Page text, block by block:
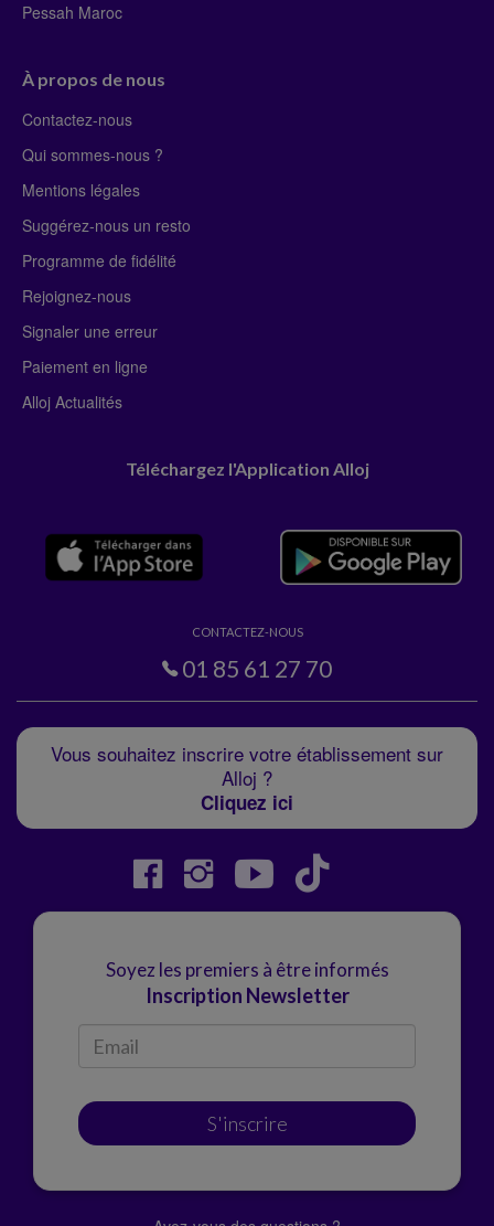
Pessah Maroc
À propos de nous
Contactez-nous
Qui sommes-nous ?
Mentions légales
Suggérez-nous un resto
Programme de fidélité
Rejoignez-nous
Signaler une erreur
Paiement en ligne
Alloj Actualités
Téléchargez l'Application Alloj
CONTACTEZ-NOUS
01 85 61 27 70
Vous souhaitez inscrire votre établissement sur
Alloj ?
Cliquez ici
Soyez les premiers à être informés
Inscription Newsletter
S'inscrire